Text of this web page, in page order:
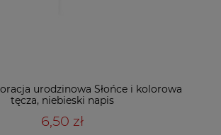
urodzinowa Słońce i kolorowa
tęcza, niebieski napis
6,50 zł